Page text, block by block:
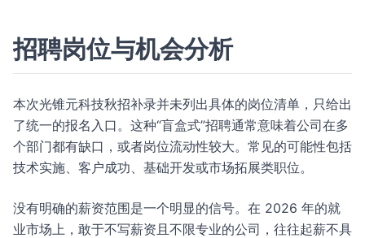
招聘岗位与机会分析
本次光锥元科技秋招补录并未列出具体的岗位清单，只给出
了统一的报名入口。这种“盲盒式”招聘通常意味着公司在多
个部门都有缺口，或者岗位流动性较大。常见的可能性包括
技术实施、客户成功、基础开发或市场拓展类职位。
没有明确的薪资范围是一个明显的信号。在 2026 年的就
业市场上，敢于不写薪资且不限专业的公司，往往起薪不具